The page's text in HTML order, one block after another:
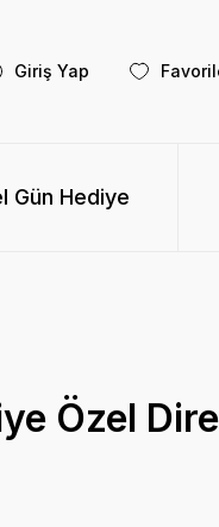
Giriş Yap
Gün Hediye
Özel